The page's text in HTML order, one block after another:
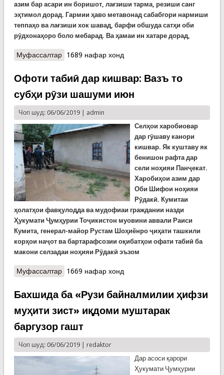
азим бар асари ин боришот, лағзиши тарма, резиши санг
эҳтимол дорад. Гармии ҳаво метавонад сабабгори нармиши
теппаҳо ва лағзиши хок шавад, барфи обшуда сатҳи оби
рӯдхонаҳоро боло мебарад. Ва ҳамаи ин хатаре дорад,
Муфассалтаро Боз ду рӯзи сербориш: Ҳушдори Кумитаи
1689 нафар хонд
Офоти табиӣ дар кишвар: Вазъ то
субҳи рӯзи шашуми июн
Чоп шуд: 06/06/2019 | admin
Селҳои харобиовар
дар гӯшаву канори
кишвар. Як куштаву як
бенишон рафта дар
сели ноҳияи Панҷекат.
Харобиҳои азим дар
Оби Шифои ноҳияи
Рӯдакӣ. Кумитаи
ҳолатҳои фавқулодда ва мудофиаи граждании назди
Ҳукумати Ҷумҳурии Тоҷикистон муовини аввали Раиси
Кумита, генерал-майор Рустам Шоҳиёнро ҷиҳати ташкили
корҳои наҷот ва бартарафсозии оқибатҳои офати табиӣ ба
макони селзадаи ноҳияи Рӯдакӣ эъзом
Муфассалтаро Офоти табиӣ дар кишвар: Вазъ то субҳи рӯзи
1669 нафар хонд
Бахшида ба «Рузи байналмилии ҳифзи
муҳити зист» иқдоми муштарак
баргузор гашт
Чоп шуд: 06/06/2019 | redaktor
Дар асоси қарори
Ҳукумати Ҷумҳурии